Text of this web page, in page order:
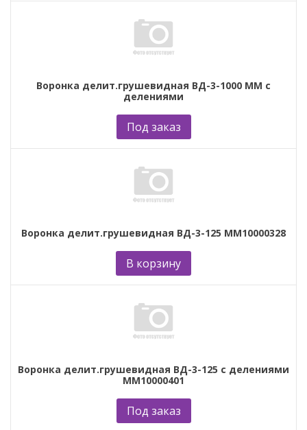
Воронка делит.грушевидная ВД-3-1000 ММ с
делениями
Под заказ
Воронка делит.грушевидная ВД-3-125 ММ10000328
В корзину
Воронка делит.грушевидная ВД-3-125 с делениями
ММ10000401
Под заказ